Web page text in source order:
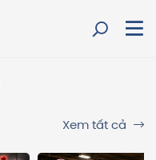
Xem tất cả